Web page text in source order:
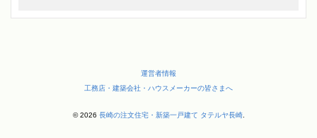
運営者情報
工務店・建築会社・ハウスメーカーの皆さまへ
© 2026 長崎の注文住宅・新築一戸建て タテルヤ長崎.